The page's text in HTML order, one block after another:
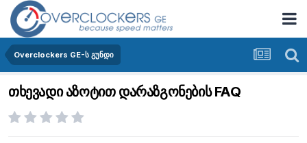
Overclockers GE-ს გუნდი
თხევადი აზოტით დარაზგონების FAQ